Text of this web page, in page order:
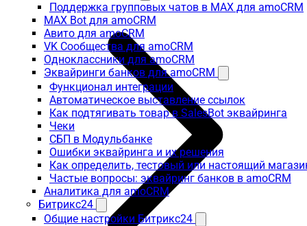
Поддержка групповых чатов в MAX для amoCRM
MAX Bot для amoCRM
Авито для amoCRM
VK Сообщества для amoCRM
Одноклассники для amoCRM
Эквайринги банков для amoCRM
Функционал интеграции
Автоматическое выставление ссылок
Как подтягивать товар в SalesBot эквайринга
Чеки
СБП в Модульбанке
Ошибки эквайринга и их решения
Как определить, тестовый или настоящий
Частые вопросы: эквайринг банков в amoCRM
Аналитика для amoCRM
Битрикс24
Общие настройки Битрикс24